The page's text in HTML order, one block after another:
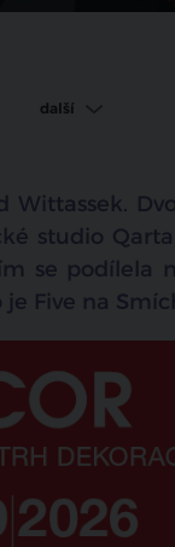
další
studio
se podílela
Five na